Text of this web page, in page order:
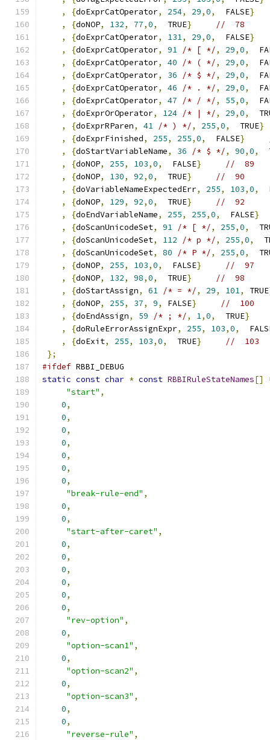
,
{doExprCatOperator, 254, 29,0,
  FALSE
}
,
{doNOP, 132, 77,0,
  TRUE
}
//  78
,
{doExprCatOperator, 131, 29,0,
  FALSE
}
,
{doExprCatOperator, 91 /* [ */, 29,0,
,
{doExprCatOperator, 40 /* ( */, 29,0,
,
{doExprCatOperator, 36 /* $ */, 29,0,
,
{doExprCatOperator, 46 /* . */, 29,0,
,
{doExprCatOperator, 47 /* / */, 55,0,
,
{doExprOrOperator, 124 /* | */, 29,0,
,
{doExprRParen, 41 /* ) */, 255,0,
  TRUE
}
,
{doExprFinished, 255, 255,0,
  FALSE
}
,
{doStartVariableName, 36 /* $ */, 90,0,
,
{doNOP, 255, 103,0,
  FALSE
}
//  89
,
{doNOP, 130, 92,0,
  TRUE
}
//  90
,
{doVariableNameExpectedErr, 255, 103,0,
,
{doNOP, 129, 92,0,
  TRUE
}
//  92
,
{doEndVariableName, 255, 255,0,
  FALSE
}
,
{doScanUnicodeSet, 91 /* [ */, 255,0,
,
{doScanUnicodeSet, 112 /* p */, 255,0,
,
{doScanUnicodeSet, 80 /* P */, 255,0,
,
{doNOP, 255, 103,0,
  FALSE
}
//  97
,
{doNOP, 132, 98,0,
  TRUE
}
//  98
,
{doStartAssign, 61 /* = */, 29, 101, TRUE
,
{doNOP, 255, 37, 9, FALSE}
//  100
,
{doEndAssign, 59 /* ; */, 1,0,
  TRUE
}
,
{doRuleErrorAssignExpr, 255, 103,0,
,
{doExit, 255, 103,0,
  TRUE
}
//  103
};
#ifdef RBBI_DEBUG
static const char * const RBBIRuleStateNames[]
"start" ,
0,
0,
0,
0,
0,
0,
0,
"break-rule-end" ,
0,
0,
"start-after-caret" ,
0,
0,
0,
0,
0,
0,
"rev-option" ,
0,
"option-scan1" ,
0,
"option-scan2" ,
0,
"option-scan3" ,
0,
0,
"reverse-rule" ,